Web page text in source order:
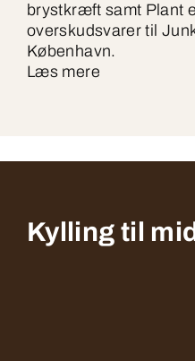
brystkræft samt Plant
overskudsvarer til
København.
Læs mere
Kylling til